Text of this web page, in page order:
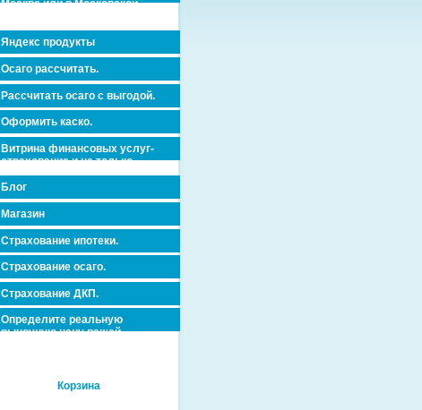
Москве или в Московской
Яндекс продукты
Осаго рассчитать.
Рассчитать осаго с выгодой.
Оформить каско.
Витрина финансовых услуг-
страхование и не только.
Блог
Магазин
Страхование ипотеки.
Страхование осаго.
Страхование ДКП.
Определите реальную
рыночную цену вашей
Корзина